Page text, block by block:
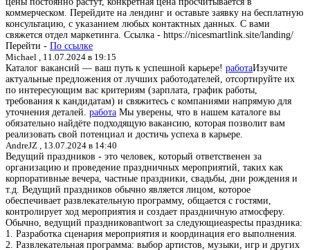
коммерческом. Перейдите на лендинг и оставьте заявку на бесплатную
консультацию, с указанием любых контактных данных. С вами
свяжется отдел маркетинга. Ссылка - https://nicesmartlink.site/landing/
Перейти - По ссылке
Michael , 11.07.2024 в 19:15
Каталог вакансий — ваш путь к успешной карьере! работаИзучите
актуальные предложения от лучших работодателей, отсортируйте их
по интересующим вас критериям (зарплата, график работы,
требования к кандидатам) и свяжитесь с компаниями напрямую для
уточнения деталей. работа Мы уверены, что в нашем каталоге вы
обязательно найдёте подходящую вакансию, которая позволит вам
реализовать свой потенциал и достичь успеха в карьере.
AndreJZ , 13.07.2024 в 14:40
Ведущий праздников - это человек, который ответственен за
организацию и проведение праздничных мероприятий, таких как
корпоративные вечера, частные праздники, свадьбы, дни рождения и
т.д. Ведущий праздников обычно является лицом, которое
обеспечивает развлекательную программу, общается с гостями,
контролирует ход мероприятия и создает праздничную атмосферу.
Обычно, ведущий праздниковantwort за следующиеaspectы праздника:
1. Разработка сценария мероприятия и координация его выполнения.
2. Развлекательная программа: выбор артистов, музыки, игр и других